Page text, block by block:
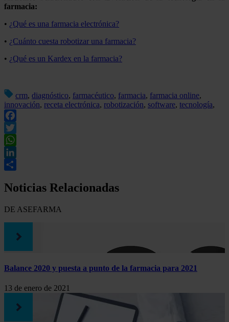
farmacia:
• ¿Qué es una farmacia electrónica?
• ¿Cuánto cuesta robotizar una farmacia?
• ¿Qué es un Kardex en la farmacia?
crm, diagnóstico, farmacéutico, farmacia, farmacia online,
innovación, receta electrónica, robotización, software, tecnología,
Facebook
Twitter
WhatsApp
LinkedIn
Noticias Relacionadas
DE ASEFARMA
Balance 2020 y puesta a punto de la farmacia para 2021
13 de enero de 2021